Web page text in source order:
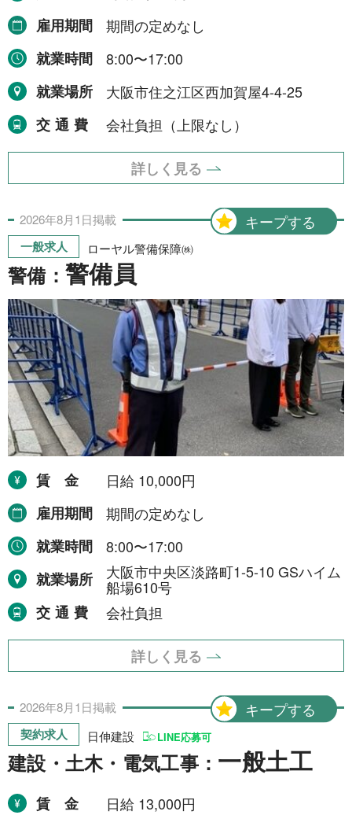
NEWS
事業者一覧
利用規約
プライバシーポリシー
お問い合わせ
雇用期間
期間の定めなし
就業時間
8:00〜17:00
就業場所
大阪市住之江区西加賀屋4-4-25
交通費
会社負担（上限なし）
詳しく見る
キープする
2026年8月1日掲載
一般求人 ローヤル警備保障㈱
警備： 警備員
賃金
日給 10,000円
雇用期間
期間の定めなし
就業時間
8:00〜17:00
就業場所
大阪市中央区淡路町1-5-10 GSハイム
船場610号
交通費
会社負担
詳しく見る
キープする
2026年8月1日掲載
契約求人 日伸建設 LINE応募可
建設・土木・電気工事： 一般土工
賃金
日給 13,000円